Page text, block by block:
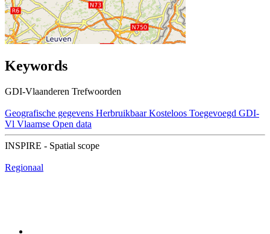
Keywords
GDI-Vlaanderen Trefwoorden
Geografische gegevens Herbruikbaar Kosteloos Toegevoegd GDI-
Vl Vlaamse Open data
INSPIRE - Spatial scope
Regionaal